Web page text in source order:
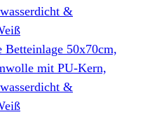
Betteinlage 50x70cm,
mit PU-Kern,
&